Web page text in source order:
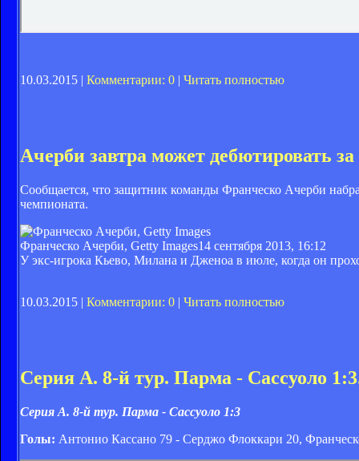
10.03.2015 | Комментарии: 0 | Читать полностью
Ачерби завтра может дебютировать за
Сообщается, что защитник команды Франческо Ачерби
чемпионата.
Франческо Ачерби, Getty Images14 сентября 2013, 16:12
У экс-игрока Кьево, Милана и Дженоа в июле, когда он
10.03.2015 | Комментарии: 0 | Читать полностью
Серия А. 8-й тур. Парма - Сассуоло
Серия А. 8-й тур. Парма - Сассуоло 1:3
Голы: Антонио Кассано 79 - Серджо Флоккари 20,